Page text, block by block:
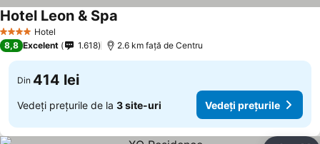
4 Stele Hotel
Hotel Leon & Spa
8,8 Excelent 1.618 2.6 km faţă de Centru
Din 414 lei
Vedeți prețurile de la 3 site-uri Vedeți prețurile